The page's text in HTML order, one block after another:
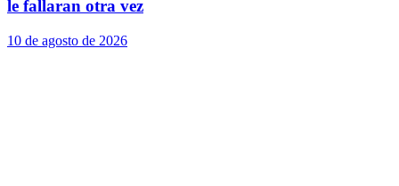
le fallaran otra vez
10 de agosto de 2026